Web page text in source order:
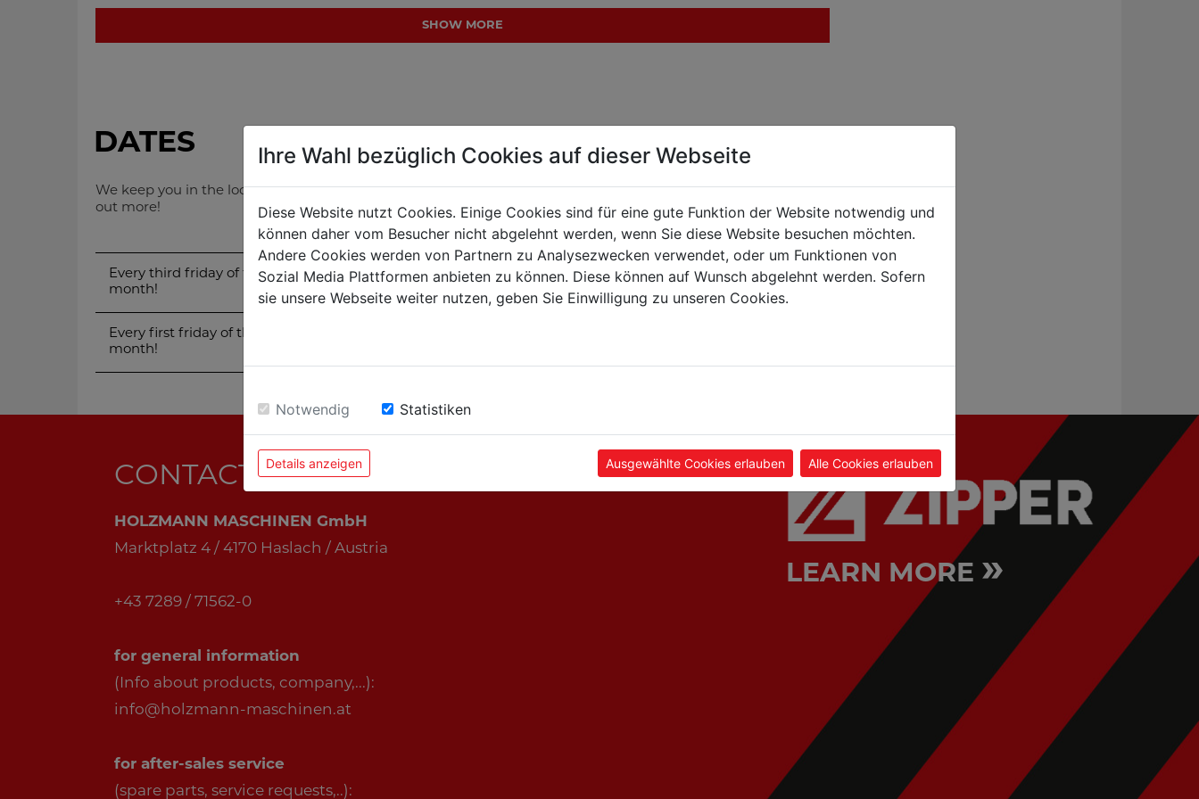
SHOW MORE
DATES
We keep you in the loop about upcoming events of all kinds. Just click on the "Display" button below and find
out more!
Every third friday of the
month!
machinery flea market Schlüßlberg, Austria
Every first friday of the
month!
CONTACT
HOLZMANN MASCHINEN GmbH
Marktplatz 4 / 4170 Haslach / Austria
+43 7289 / 71562-0
for general information
(Info about products, company,...):
info@holzmann-maschinen.at
for after-sales service
(spare parts, service requests,..):
LEARN MORE »
Ihre Wahl bezüglich Cookies auf dieser Webseite
Diese Website nutzt Cookies. Einige Cookies sind für eine gute Funktion der Website notwendig und
können daher vom Besucher nicht abgelehnt werden, wenn Sie diese Website besuchen möchten.
Andere Cookies werden von Partnern zu Analysezwecken verwendet, oder um Funktionen von
Sozial Media Plattformen anbieten zu können. Diese können auf Wunsch abgelehnt werden. Sofern
sie unsere Webseite weiter nutzen, geben Sie Einwilligung zu unseren Cookies.
Notwendig Statistiken
Details anzeigen Ausgewählte Cookies erlauben Alle Cookies erlauben